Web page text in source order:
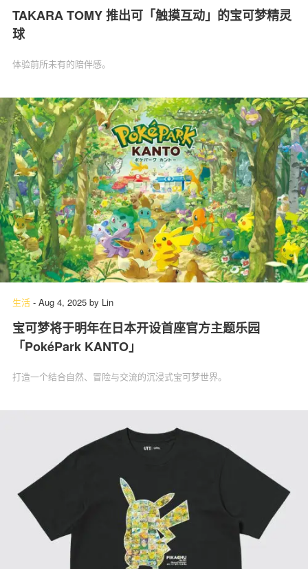
TAKARA TOMY 推出可「触摸互动」的宝可梦精灵
球
体验前所未有的陪伴感。
生活 - Aug 4, 2025 by Lin
宝可梦将于明年在日本开设首座官方主题乐园
「PokéPark KANTO」
打造一个结合自然、冒险与交流的沉浸式宝可梦世界。